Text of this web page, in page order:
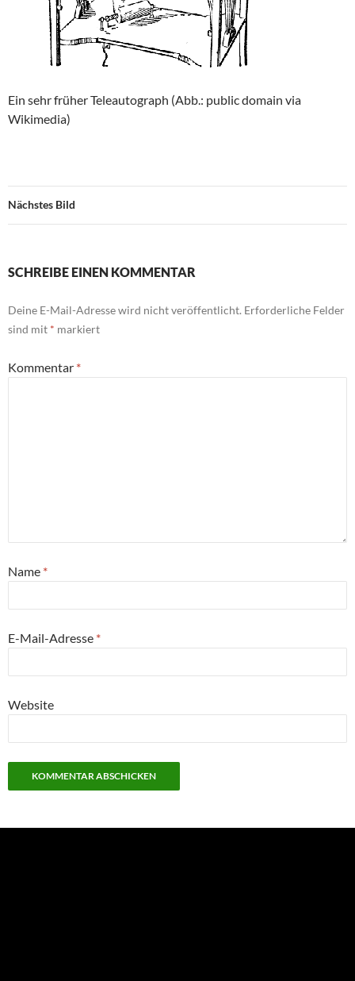
Ein sehr früher Teleautograph (Abb.: public domain via
Wikimedia)
Nächstes Bild
SCHREIBE EINEN KOMMENTAR
Deine E-Mail-Adresse wird nicht veröffentlicht. Erforderliche Felder
sind mit * markiert
Kommentar *
Name *
E-Mail-Adresse *
Website